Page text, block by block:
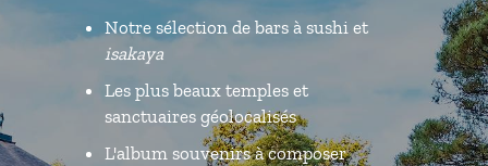
Notre sélection de bars à sushi et
isakaya
Les plus beaux temples et
sanctuaires géolocalisés
L'album souvenirs à composer